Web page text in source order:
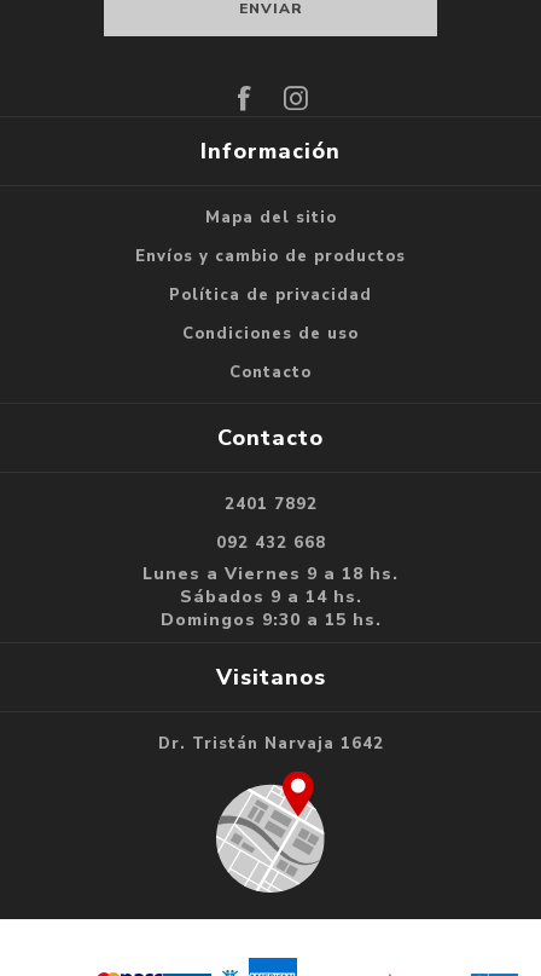
Información
Mapa del sitio
Envíos y cambio de productos
Política de privacidad
Condiciones de uso
Contacto
Contacto
2401 7892
092 432 668
Lunes a Viernes 9 a 18 hs.
Sábados 9 a 14 hs.
Domingos 9:30 a 15 hs.
Visitanos
Dr. Tristán Narvaja 1642